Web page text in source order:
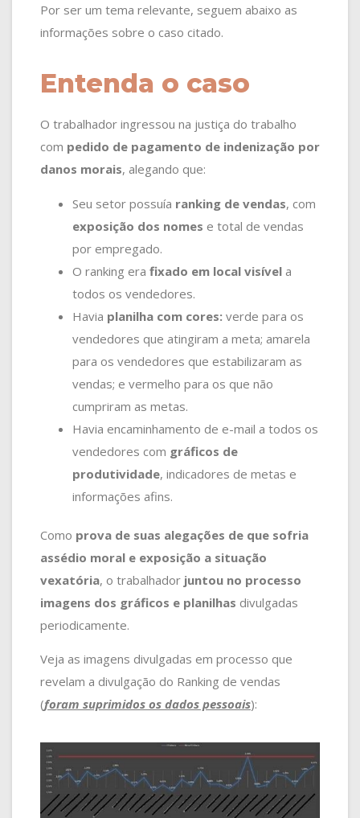
Por ser um tema relevante, seguem abaixo as
informações sobre o caso citado.
Entenda o caso
O trabalhador ingressou na justiça do trabalho
com pedido de pagamento de indenização por
danos morais, alegando que:
Seu setor possuía ranking de vendas, com
exposição dos nomes e total de vendas
por empregado.
O ranking era fixado em local visível a
todos os vendedores.
Havia planilha com cores: verde para os
vendedores que atingiram a meta; amarela
para os vendedores que estabilizaram as
vendas; e vermelho para os que não
cumpriram as metas.
Havia encaminhamento de e-mail a todos os
vendedores com gráficos de
produtividade, indicadores de metas e
informações afins.
Como prova de suas alegações de que sofria
assédio moral e exposição a situação
vexatória, o trabalhador juntou no processo
imagens dos gráficos e planilhas divulgadas
periodicamente.
Veja as imagens divulgadas em processo que
revelam a divulgação do Ranking de vendas
(foram suprimidos os dados pessoais):